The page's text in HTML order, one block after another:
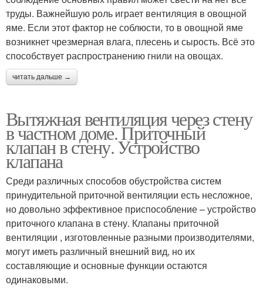
труды. Важнейшую роль играет вентиляция в овощной
яме. Если этот фактор не соблюсти, то в овощной яме
возникнет чрезмерная влага, плесень и сырость. Всё это
способствует распространению гнили на овощах.
читать дальше →
Вытяжная вентиляция через стену
в частном доме. Приточный
клапан в стену. Устройство
клапана
Среди различных способов обустройства систем
принудительной приточной вентиляции есть несложное,
но довольно эффективное приспособление – устройство
приточного клапана в стену. Клапаны приточной
вентиляции , изготовленные разными производителями,
могут иметь различный внешний вид, но их
составляющие и основные функции остаются
одинаковыми.